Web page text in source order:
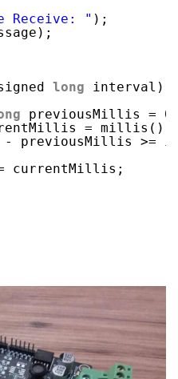
Receive: " );
long
interval)
previousMillis =
= millis();
previousMillis >=
currentMillis;